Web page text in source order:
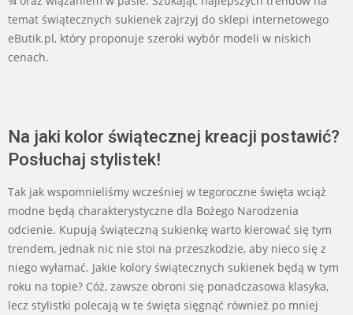
temat świątecznych sukienek zajrzyj do sklepi internetowego
eButik.pl, który proponuje szeroki wybór modeli w niskich
cenach.
Na jaki kolor świątecznej kreacji postawić?
Posłuchaj stylistek!
Tak jak wspomnieliśmy wcześniej w tegoroczne święta wciąż
modne będą charakterystyczne dla Bożego Narodzenia
odcienie. Kupują świąteczną sukienkę warto kierować się tym
trendem, jednak nic nie stoi na przeszkodzie, aby nieco się z
niego wyłamać. Jakie kolory świątecznych sukienek będą w tym
roku na topie? Cóż, zawsze obroni się ponadczasowa klasyka,
lecz stylistki polecają w te święta sięgnąć również po mniej